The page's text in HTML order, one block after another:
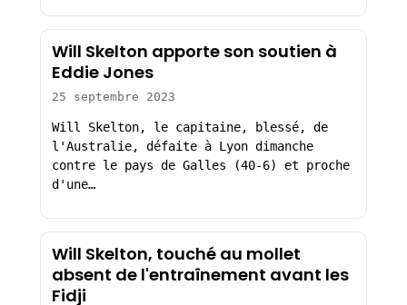
Will Skelton apporte son soutien à
Eddie Jones
25 septembre 2023
Will Skelton, le capitaine, blessé, de
l'Australie, défaite à Lyon dimanche
contre le pays de Galles (40-6) et proche
d'une…
Will Skelton, touché au mollet
absent de l'entraînement avant les
Fidji